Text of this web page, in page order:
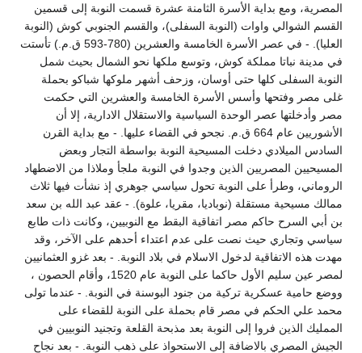
المصرية، ومع بداية الأسرة الثامنة عشرة قسمت النوبة إلى قسمين
القسم الشوالي واوات (النوبة السفلى)، والقسم الجنوبي كوش (النوبة
العليا). - في عصر الأسرة الخامسة والعشرين (780-593 ق.م.) تأستت
في مدينة نباتا مملكة كوش، وتوسع ملكها نحو الشمال بحيث شمل
النوبة السفلى كلها حتى أوسان، وزحف أشهر ملوكها شباكو بحملة
غلى مصر وفتحها وأسس الأسرة الخامسة والعشرين التي حكمت
مصر وأدخلتها عصر الوحدة السياسية والاستقلال الادارية، إلا أن
الأشوريين عام 664 ق.م. نجحو في القضاء عليها. - مع بداية القرن
السادس الميلادي دخلت المسيحية النوبة بواسطة التجار وبعض
المسيحيين المصريين الذين وجدوا في النوبة ملجأ وملاذا من الاضطهاد
الروماني، وطرأ على النوبة تحول سياسي جوهري إذ نشأت فيها ثلاث
ممالك مسيحية مستقلة (نوباديا، مقريا، علوة). - عقد عبد الله بن سعد
بن أبي السرح حاكم مصر اتفاقية البقط مع النوبيين، وكانت ذات طابع
سياسي وتجاري حيث نصت على عدم اعتداء أحدهم على الآخر، وقد
مهدت هذه الاتفاقية لدخول الاسلام في بلاد النوبة. - بعد غزو العثمانيين
لمصر عين سليم الأول حاكما على النوبة عام 1520، وأقام الحصون ،
ووضع حامية عسكرية تركية من جنود البوسنة في النوبة. - عندما تولى
محمد علي الحكم في مصر قام بحملة على النوبة للقضاء على
الممليك الذين فروا إلى النوبة بعد مذبحة القلعة وتجنيد النوبيين في
الجيش المصري بالاضافة إلى الاستحواذ على ذهب النوبة. - بعد نجاح